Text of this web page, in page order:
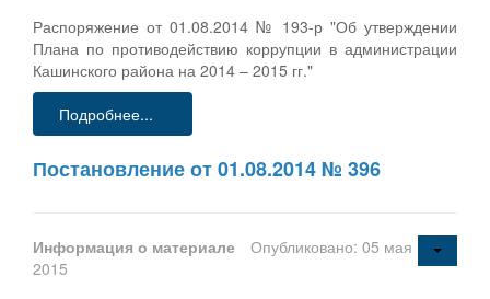
Распоряжение от 01.08.2014 № 193-р "Об утверждении
Плана по противодействию коррупции в администрации
Кашинского района на 2014 – 2015 гг."
Подробнее...
Постановление от 01.08.2014 № 396
Информация о материале
Опубликовано: 05 мая
2015